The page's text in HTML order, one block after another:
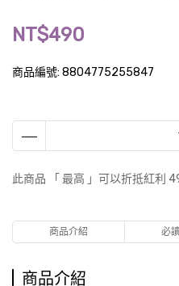
NT$490
商品編號: 8804775255847
此商品 「 最高 」可以折抵紅利
商品介紹 必
商品介紹